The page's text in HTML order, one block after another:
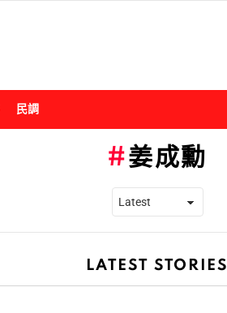
民調
姜成勳
LATEST STORIES